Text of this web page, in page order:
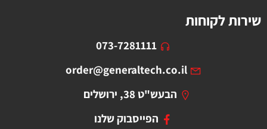
שירות לקוחות
073-7281111
order@generaltech.co.il
הבעש"ט 38, ירושלים
הפייסבוק שלנו